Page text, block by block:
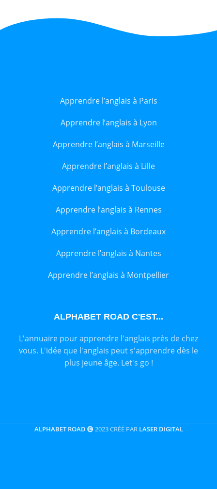
Apprendre l’anglais à Paris
Apprendre l’anglais à Lyon
Apprendre l’anglais à Marseille
Apprendre l’anglais à Lille
Apprendre l’anglais à Toulouse
Apprendre l’anglais à Rennes
Apprendre l’anglais à Bordeaux
Apprendre l’anglais à Nantes
Apprendre l’anglais à Montpellier
ALPHABET ROAD C'EST...
L'annuaire pour apprendre l'anglais près de chez
vous. L'idée que l'anglais peut s'apprendre dès le
plus jeune âge. Let's go !
ALPHABET ROAD 2023 CRÉÉ PAR LASER DIGITAL